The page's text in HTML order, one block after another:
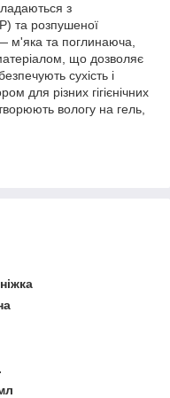
з
та розпушеної
м'яка та поглинаюча,
що дозволяє
сухість і
для різних гігієнічних
вологу на гель,